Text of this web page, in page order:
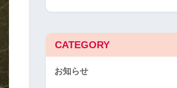
CATEGORY
お知らせ